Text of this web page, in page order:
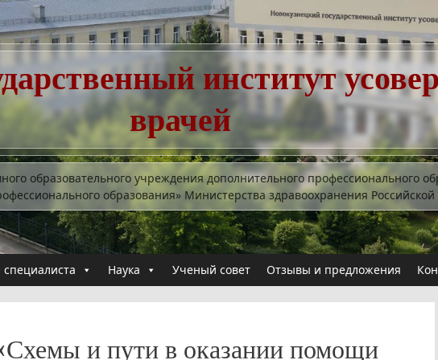
институт
врачей
образовательного учреждения дополнительного профессионального
образования» Министерства здравоохранения
Наука Ученый совет Отзывы и предложения
и пути в оказании помощи